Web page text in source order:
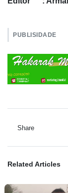
PUBLISIDADE
Share
Related Articles